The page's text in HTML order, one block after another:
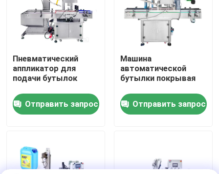
Путешествие фабрики
Проверка качества
Свяжитесь мы
Новости
автоматическая машина для прикрепления
Пневматический
аппликатор для
подачи бутылок
Отправить запрос
Машина
автоматической
бутылки покрывая
Отправить запрос